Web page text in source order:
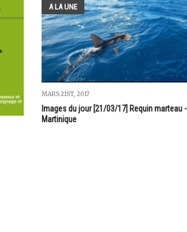
A LA UNE
MARS 21ST, 2017
Images du jour [21/03/17] Requin marteau -
Martinique